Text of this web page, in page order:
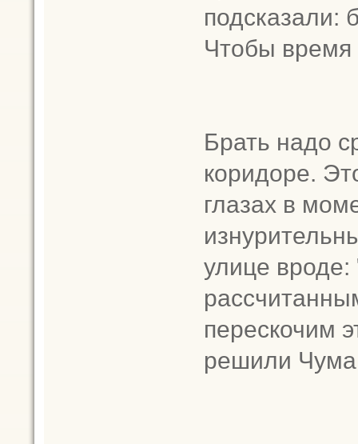
подсказали:
Чтобы время
Брать надо
коридоре.
глазах в
улице
перескочим
решили